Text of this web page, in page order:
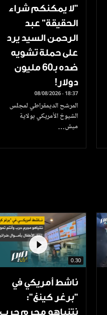
"لا يمكنكم شراء
الحقيقة" عبد
الرحمن السيد يرد
على حملة تشويه
ضده بـ60 مليون
دولار!
08/08/2026 - 18:37
المرشح الديمقراطي لمجلس
الشيوخ الأمريكي بولاية
ميش…
0.30
ناشط أمريكي في
"برغر كينغ":
نتنياهو مجرم حرب